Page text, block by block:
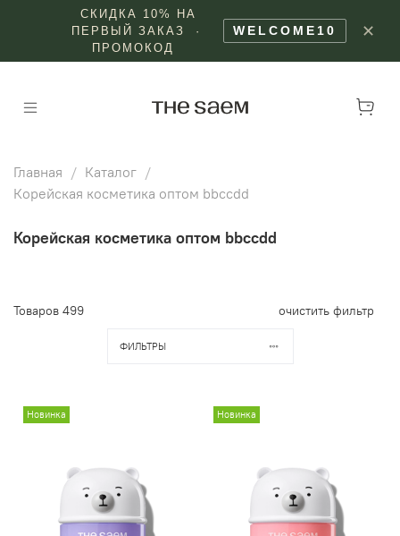
СКИДКА 10% НА
ПЕРВЫЙ ЗАКАЗ ·
ПРОМОКОД
WELCOME10 ✕
Главная
Каталог
Корейская косметика оптом bbccdd
Корейская косметика оптом bbccdd
Товаров 499 очистить фильтр
ФИЛЬТРЫ
Новинка Новинка